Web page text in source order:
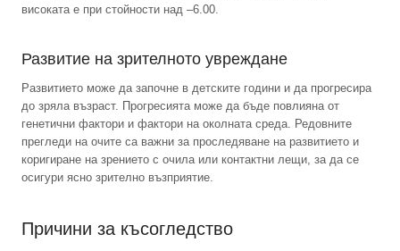
високата е при стойности над –6.00.
Развитие на зрителното увреждане
Развитието може да започне в детските години и да прогресира
до зряла възраст. Прогресията може да бъде повлияна от
генетични фактори и фактори на околната среда. Редовните
прегледи на очите са важни за проследяване на развитието и
коригиране на зрението с очила или контактни лещи, за да се
осигури ясно зрително възприятие.
Причини за късогледство